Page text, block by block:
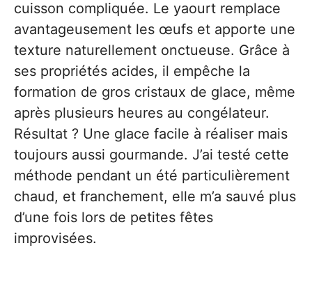
cuisson compliquée. Le yaourt remplace
avantageusement les œufs et apporte une
texture naturellement onctueuse. Grâce à
ses propriétés acides, il empêche la
formation de gros cristaux de glace, même
après plusieurs heures au congélateur.
Résultat ? Une glace facile à réaliser mais
toujours aussi gourmande. J’ai testé cette
méthode pendant un été particulièrement
chaud, et franchement, elle m’a sauvé plus
d’une fois lors de petites fêtes
improvisées.